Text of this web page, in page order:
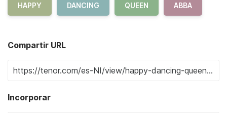
HAPPY DANCING QUEEN ABBA
Compartir URL
Incorporar